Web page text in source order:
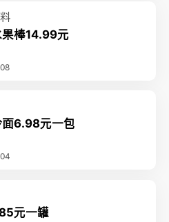
果棒14.99元
面6.98元一包
元一罐